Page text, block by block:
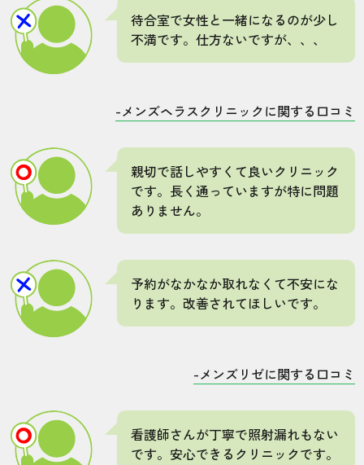
待合室で女性と一緒になるのが少し
不満です。仕方ないですが、、、
-メンズヘラスクリニックに関する口コミ
親切で話しやすくて良いクリニック
です。長く通っていますが特に問題
ありません。
予約がなかなか取れなくて不安にな
ります。改善されてほしいです。
-メンズリゼに関する口コミ
看護師さんが丁寧で照射漏れもない
です。安心できるクリニックです。